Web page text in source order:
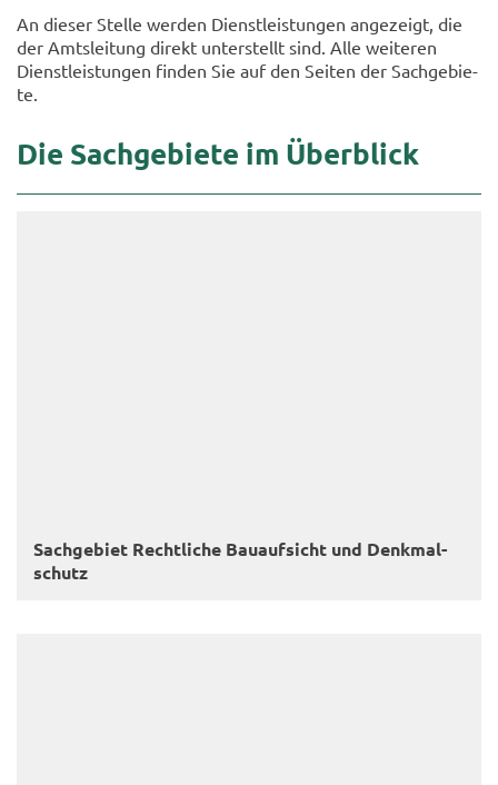
An die­ser Stel­le wer­den Dienst­leis­tun­gen an­ge­zeigt, die
der Amts­lei­tung di­rekt un­ter­stellt sind. Alle wei­te­ren
Dienst­leis­tun­gen fin­den Sie auf den Sei­ten der Sach­ge­bie­
te.
Die Sach­ge­bie­te im Über­blick
Sach­ge­biet Recht­li­che Bau­auf­sicht und Denk­mal­
schutz